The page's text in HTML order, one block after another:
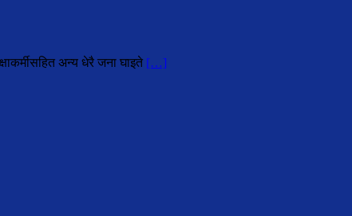
अन्य धेरै जना घाइते […]